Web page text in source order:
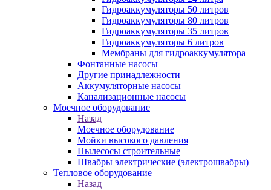
Гидроаккумуляторы 50 литров
Гидроаккумуляторы 80 литров
Гидроаккумуляторы 35 литров
Гидроаккумуляторы 6 литров
Мембраны для гидроаккумулятора
Фонтанные насосы
Другие принадлежности
Аккумуляторные насосы
Канализационные насосы
Моечное оборудование
Назад
Моечное оборудование
Мойки высокого давления
Пылесосы строительные
Швабры электрические (электрошвабры)
Тепловое оборудование
Назад